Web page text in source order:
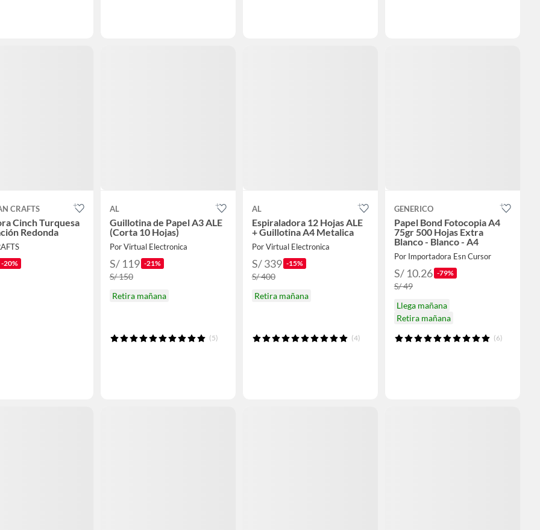
CRAFTS
Cinch Turquesa
Redonda
-20%
AL
Guillotina de Papel A3 ALE
(Corta 10 Hojas)
Por Virtual Electronica
S/ 119 -21%
S/ 150
Retira mañana
(5)
AL
Espiraladora 12 Hojas ALE
+ Guillotina A4 Metalica
Por Virtual Electronica
S/ 339 -15%
S/ 400
Retira mañana
(4)
GENERICO
Papel Bond Fotocopia A4
75gr 500 Hojas Extra
Blanco - Blanco - A4
Por Importadora Esn Cursor
S/ 10.26 -79%
S/ 49
Llega mañana
Retira mañana
(6)